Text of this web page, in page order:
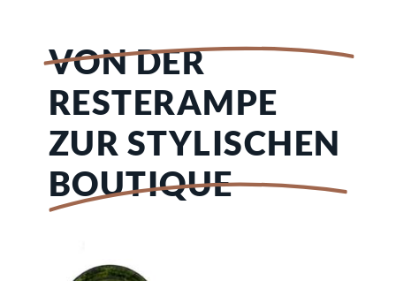
VON DER
RESTERAMPE
ZUR STYLISCHEN
BOUTIQUE